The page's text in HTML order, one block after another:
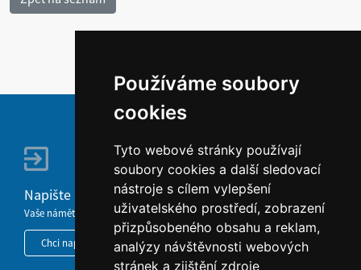
Používáme soubory
cookies
Tyto webové stránky používají
soubory cookies a další sledovací
nástroje s cílem vylepšení
uživatelského prostředí, zobrazení
přizpůsobeného obsahu a reklam,
analýzy návštěvnosti webových
stránek a zjištění zdroje
Napište nám
Vaše náměty, komentáře, připomínky a dotazy nezůstanou bez odezvy.
Chci napsat MKČR